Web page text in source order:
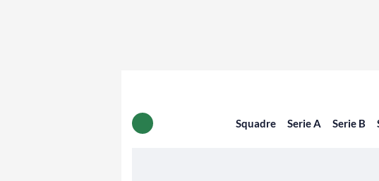
Squadre Serie A Serie B